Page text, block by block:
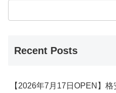
Recent Posts
【2026年7月17日OPEN】